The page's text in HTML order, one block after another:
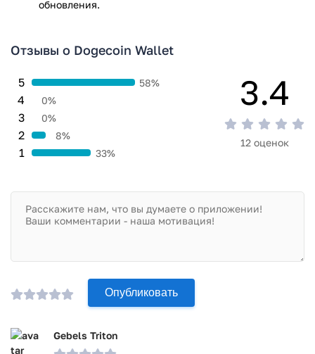
обновления.
Отзывы о Dogecoin Wallet
1 33%
2 8%
3 0%
4 0%
5 58% 3.4
12 оценок
Опубликовать
Gebels Triton